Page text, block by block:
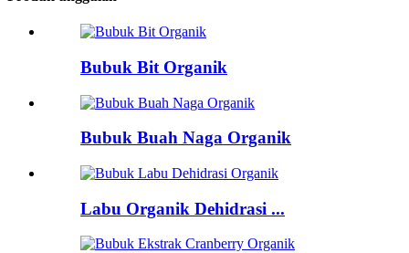
Bubuk Bit Organik
Bubuk Buah Naga Organik
Labu Organik Dehidrasi ...